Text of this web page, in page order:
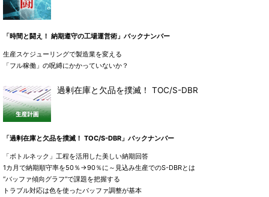
「時間と闘え！ 納期遵守の工場運営術」バックナンバー
生産スケジューリングで製造業を変える
「フル稼働」の呪縛にかかっていないか？
過剰在庫と欠品を撲滅！ TOC/S-DBR
「過剰在庫と欠品を撲滅！ TOC/S-DBR」バックナンバー
「ボトルネック」工程を活用した美しい納期回答
1カ月で納期順守率を50％→90％に～見込み生産でのS-DBRとは
“バッファ傾向グラフ”で課題を把握する
トラブル対応は色を使ったバッファ調整が基本